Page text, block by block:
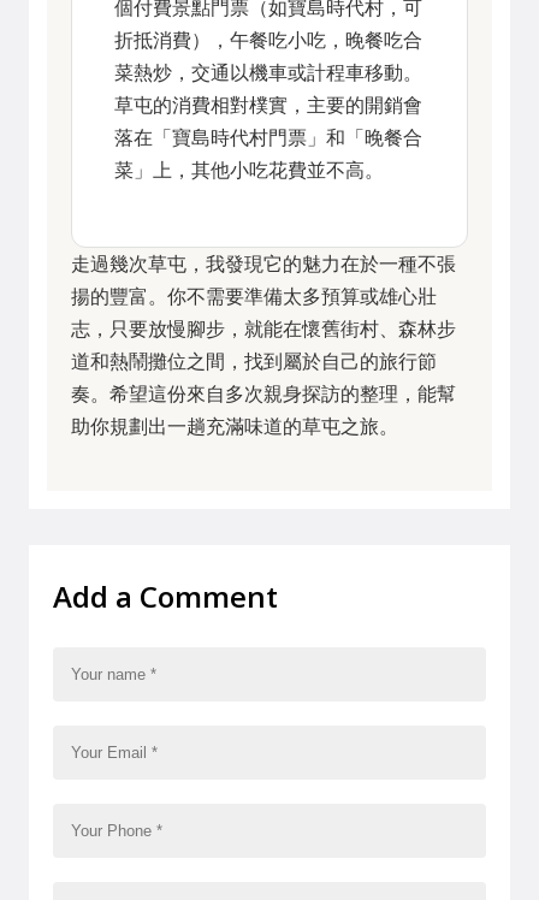
個付費景點門票（如寶島時代村，可
折抵消費），午餐吃小吃，晚餐吃合
菜熱炒，交通以機車或計程車移動。
草屯的消費相對樸實，主要的開銷會
落在「寶島時代村門票」和「晚餐合
菜」上，其他小吃花費並不高。
走過幾次草屯，我發現它的魅力在於一種不張
揚的豐富。你不需要準備太多預算或雄心壯
志，只要放慢腳步，就能在懷舊街村、森林步
道和熱鬧攤位之間，找到屬於自己的旅行節
奏。希望這份來自多次親身探訪的整理，能幫
助你規劃出一趟充滿味道的草屯之旅。
Add a Comment